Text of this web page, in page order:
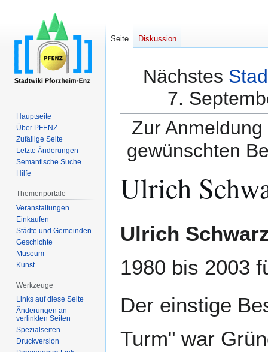
Nächstes
7.
Zur
gewünschten
Ulrich
Navigation
Suche
Ulrich
1980 bis 2003
Der einstige
Turm" war
Seite Diskussion
Hauptseite
Über PFENZ
Zufällige Seite
Letzte Änderungen
Semantische Suche
Hilfe
Themenportale
Veranstaltungen
Einkaufen
Städte und Gemeinden
Geschichte
Museum
Kunst
Werkzeuge
Links auf diese Seite
Änderungen an
verlinkten Seiten
Spezialseiten
Druckversion